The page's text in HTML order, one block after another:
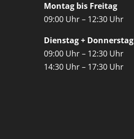
Montag bis Freitag
09:00 Uhr – 12:30 Uhr
Dienstag + Donnerstag
09:00 Uhr – 12:30 Uhr
14:30 Uhr – 17:30 Uhr